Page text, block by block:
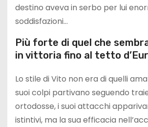
destino aveva in serbo per lui
soddisfazioni…
Più forte di quel che
in vittoria fino al tetto
Lo stile di Vito non era di quelli
suoi colpi partivano seguendo
ortodosse, i suoi attacchi
istintivi, ma la sua efficacia